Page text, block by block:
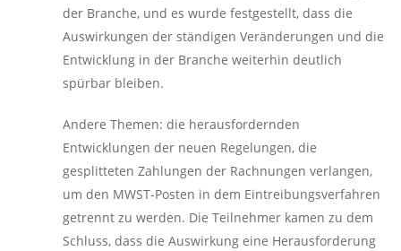
der Branche, und es wurde festgestellt, dass die
Auswirkungen der ständigen Veränderungen und die
Entwicklung in der Branche weiterhin deutlich
spürbar bleiben.
Andere Themen: die herausfordernden
Entwicklungen der neuen Regelungen, die
gesplitteten Zahlungen der Rachnungen verlangen,
um den MWST-Posten in dem Eintreibungsverfahren
getrennt zu werden. Die Teilnehmer kamen zu dem
Schluss, dass die Auswirkung eine Herausforderung